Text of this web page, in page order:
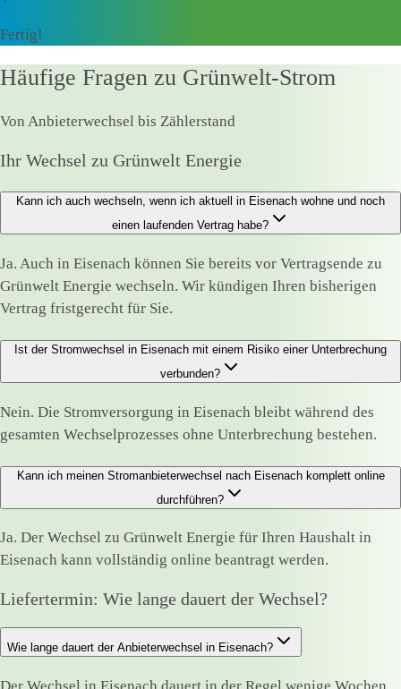
Fertig!
Häufige Fragen zu Grünwelt-Strom
Von Anbieterwechsel bis Zählerstand
Ihr Wechsel zu Grünwelt Energie
Kann ich auch wechseln, wenn ich aktuell in Eisenach wohne und noch
einen laufenden Vertrag habe?
Ja. Auch in Eisenach können Sie bereits vor Vertragsende zu
Grünwelt Energie wechseln. Wir kündigen Ihren bisherigen
Vertrag fristgerecht für Sie.
Ist der Stromwechsel in Eisenach mit einem Risiko einer Unterbrechung
verbunden?
Nein. Die Stromversorgung in Eisenach bleibt während des
gesamten Wechselprozesses ohne Unterbrechung bestehen.
Kann ich meinen Stromanbieterwechsel nach Eisenach komplett online
durchführen?
Ja. Der Wechsel zu Grünwelt Energie für Ihren Haushalt in
Eisenach kann vollständig online beantragt werden.
Liefertermin: Wie lange dauert der Wechsel?
Wie lange dauert der Anbieterwechsel in Eisenach?